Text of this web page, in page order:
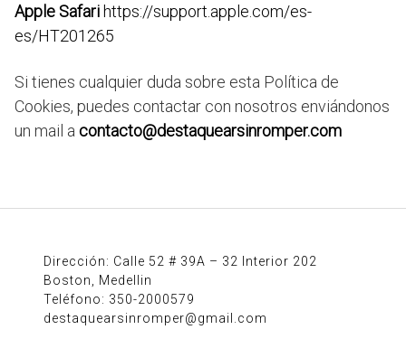
Apple Safarihttps://support.apple.com/es-
es/HT201265
Si tienes cualquier duda sobre esta Política de
Cookies, puedes contactar con nosotros enviándonos
un mail a contacto@destaquearsinromper.com
Dirección: Calle 52 # 39A – 32 Interior 202
Boston, Medellin
Teléfono: 350-2000579
destaquearsinromper@gmail.com